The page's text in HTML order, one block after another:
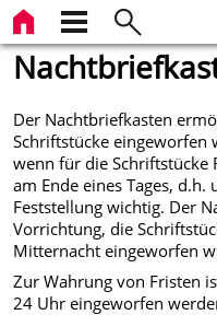
Der Nachtbriefkasten
Schriftstücke eingeworfen
wenn für die Schriftstücke
am Ende eines Tages,
Feststellung wichtig. Der
Vorrichtung, die
Mitternacht eingeworfen
Zur Wahrung von Fristen
24 Uhr eingeworfen